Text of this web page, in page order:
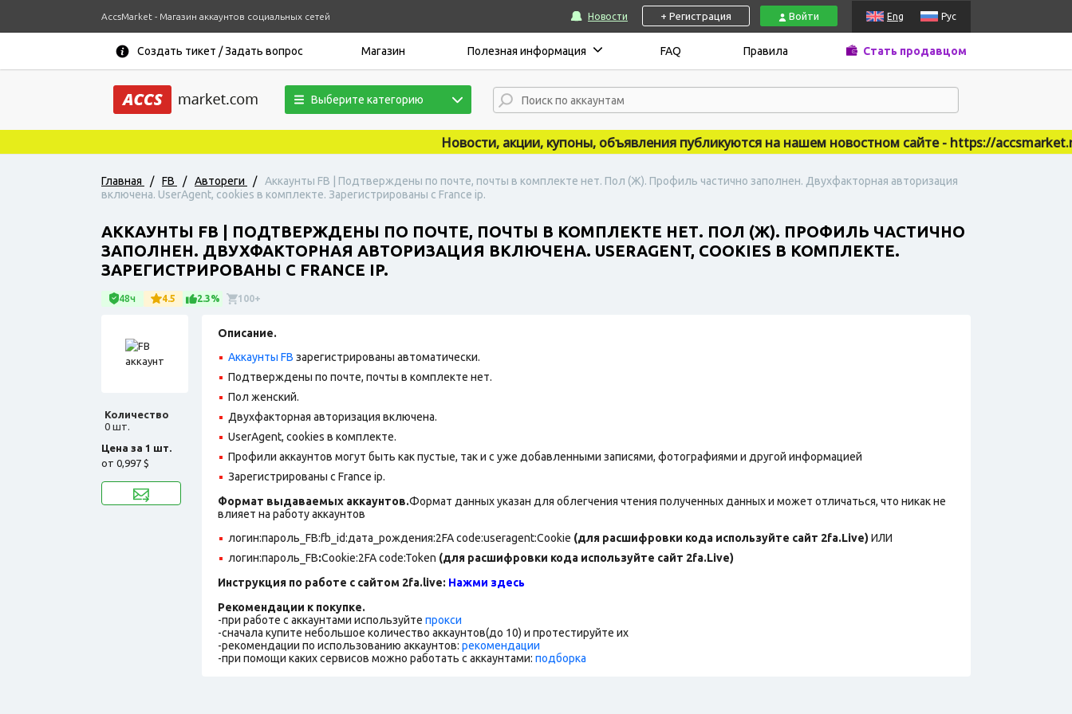
AccsMarket - Магазин аккаунтов социальных сетей Новости + Регистрация Войти Eng Рус
Создать тикет / Задать вопрос Магазин Полезная информация FAQ Правила Стать продавцом
Выберите категорию
Новости, акции, купоны, объявления публикуются на нашем новостном сайте - https://
Главная / FB / Автореги /
Аккаунты FB | Подтверждены по почте, почты в комплекте нет. Пол (Ж). Профиль частично заполнен. Двухфакторная авторизация
включена. UserAgent, cookies в комплекте. Зарегистрированы с France ip.
АККАУНТЫ FB | ПОДТВЕРЖДЕНЫ ПО ПОЧТЕ, ПОЧТЫ В КОМПЛЕКТЕ НЕТ. ПОЛ (Ж). ПРОФИЛЬ ЧАСТИЧНО
ЗАПОЛНЕН. ДВУХФАКТОРНАЯ АВТОРИЗАЦИЯ ВКЛЮЧЕНА. USERAGENT, COOKIES В КОМПЛЕКТЕ.
ЗАРЕГИСТРИРОВАНЫ С FRANCE IP.
48ч 4.5 2.3% 100+
Количество
0 шт.
Цена за 1 шт.
от 0,997 $
Описание.
Аккаунты FB зарегистрированы автоматически.
Подтверждены по почте, почты в комплекте нет.
Пол женский.
Двухфакторная авторизация включена.
UserAgent, cookies в комплекте.
Профили аккаунтов могут быть как пустые, так и с уже добавленными записями, фотографиями и другой информацией
Зарегистрированы с France ip.
Формат выдаваемых аккаунтов.Формат данных указан для облегчения чтения полученных данных и может отличаться, что никак не
влияет на работу аккаунтов
логин:пароль_FB:fb_id:дата_рождения:2FA code:useragent:Cookie (для расшифровки кода используйте сайт 2fa.Live) ИЛИ
логин:пароль_FB:Cookie:2FAcode:Token (для расшифровки кода используйте сайт 2fa.Live)
Инструкция по работе с сайтом 2fa.live: Нажми здесь
Рекомендации к покупке.
-при работе с аккаунтами используйте прокси
-сначала купите небольшое количество аккаунтов(до 10) и протестируйте их
-рекомендации по использованию аккаунтов: рекомендации
-при помощи каких сервисов можно работать с аккаунтами: подборка